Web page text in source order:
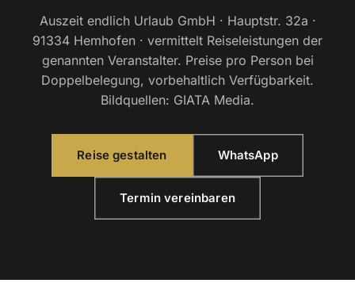
Auszeit endlich Urlaub GmbH · Hauptstr. 32a ·
91334 Hemhofen · vermittelt Reiseleistungen der
genannten Veranstalter. Preise pro Person bei
Doppelbelegung, vorbehaltlich Verfügbarkeit.
Bildquellen: GIATA Media.
Reise gestalten WhatsApp
Termin vereinbaren